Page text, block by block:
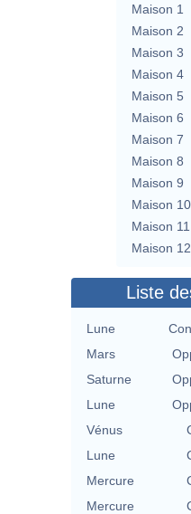
Maison 1
Maison 2
Maison 3
Maison 4
Maison 5
Maison 6
Maison 7
Maison 8
Maison 9
Maison 10
Maison 11
Maison 12
Liste
Lune
Mars
Saturne
Lune
Vénus
Lune
Mercure
Mercure